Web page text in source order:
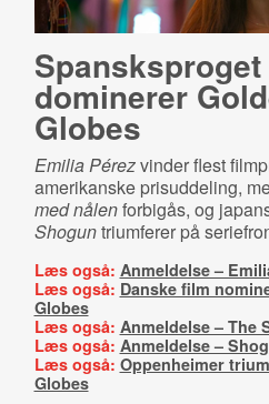
dominerer
Globes
Emilia Pérezvinder flest
amerikanske prisuddeling,
med nålenforbigås, og
Shoguntriumferer på
Læs også: Anmeldelse –
Læs også: Danske film
Globes
Læs også: Anmeldelse – The
Læs også: Anmeldelse –
Læs også: Oppenheimer
Globes